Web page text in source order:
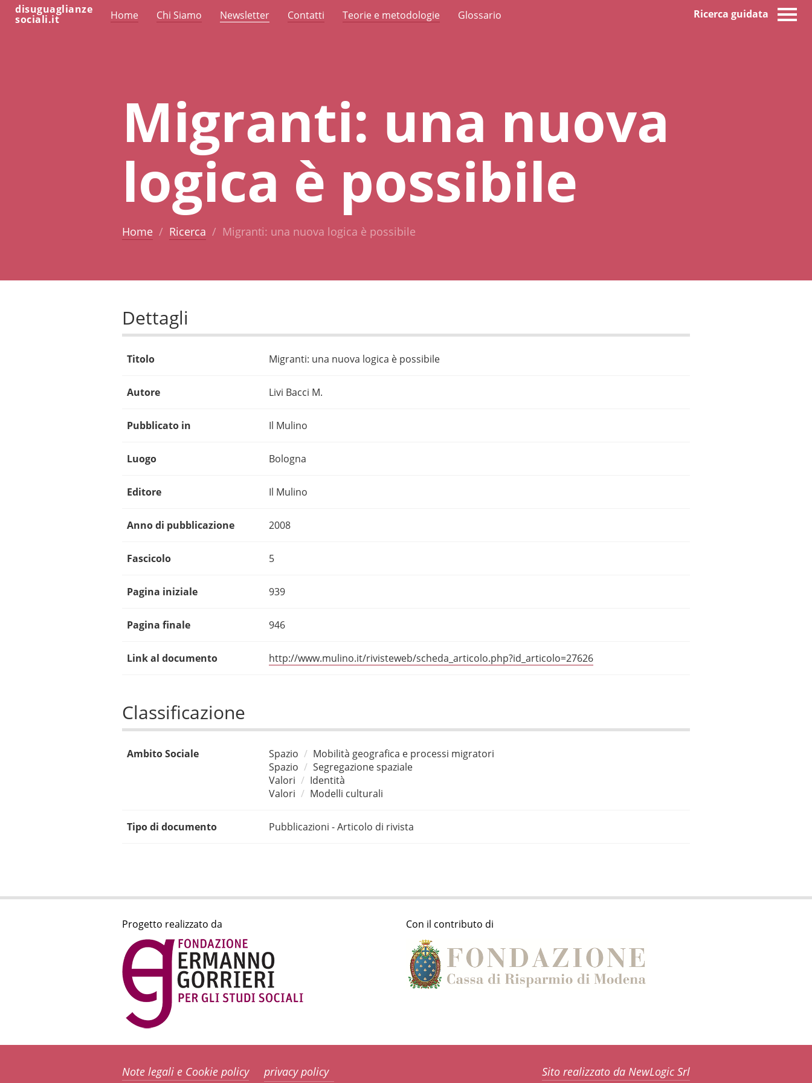
disuguaglianze
sociali.it Home Chi Siamo Newsletter Contatti Teorie e metodologie Glossario Ricerca guidata
Migranti: una nuova
logica è possibile
Home Ricerca Migranti: una nuova logica è possibile
Dettagli
Titolo Migranti: una nuova logica è possibile
Autore Livi Bacci M.
Pubblicato in Il Mulino
Luogo Bologna
Editore Il Mulino
Anno di pubblicazione 2008
Fascicolo 5
Pagina iniziale 939
Pagina finale 946
Link al documento http://www.mulino.it/rivisteweb/scheda_articolo.php?id_articolo=27626
Classificazione
Ambito Sociale Spazio
Mobilità geografica e processi migratori
Spazio
Segregazione spaziale
Valori
Identità
Valori
Modelli culturali
Tipo di documento Pubblicazioni - Articolo di rivista
Progetto realizzato da Con il contributo di
Note legali e Cookie policy privacy policy Sito realizzato da NewLogic Srl